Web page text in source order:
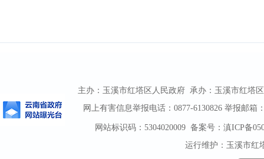
主办：玉溪市红塔区人民政府 承办：玉溪市红塔
网上有害信息举报电话：0877-6130826 举报邮箱
网站标识码：5304020009 备案号：滇ICP备
运行维护：玉溪市红